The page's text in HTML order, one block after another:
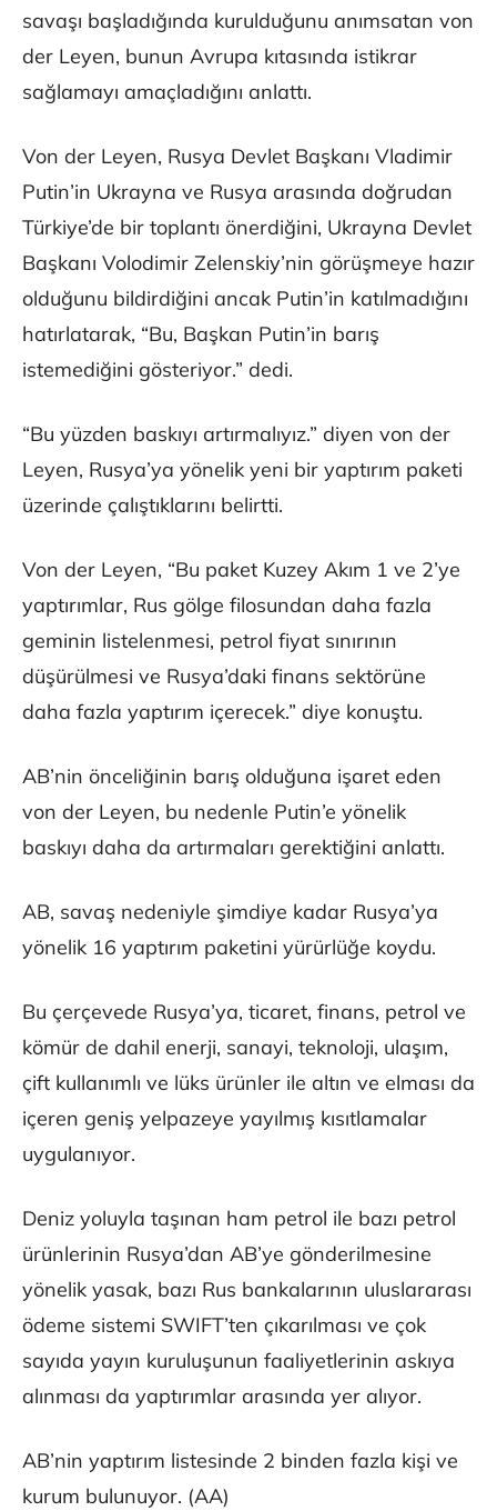
savaşı başladığında kurulduğunu anımsatan von
der Leyen, bunun Avrupa kıtasında istikrar
sağlamayı amaçladığını anlattı.
Von der Leyen, Rusya Devlet Başkanı Vladimir
Putin’in Ukrayna ve Rusya arasında doğrudan
Türkiye’de bir toplantı önerdiğini, Ukrayna Devlet
Başkanı Volodimir Zelenskiy’nin görüşmeye hazır
olduğunu bildirdiğini ancak Putin’in katılmadığını
hatırlatarak, “Bu, Başkan Putin’in barış
istemediğini gösteriyor.” dedi.
“Bu yüzden baskıyı artırmalıyız.” diyen von der
Leyen, Rusya’ya yönelik yeni bir yaptırım paketi
üzerinde çalıştıklarını belirtti.
Von der Leyen, “Bu paket Kuzey Akım 1 ve 2’ye
yaptırımlar, Rus gölge filosundan daha fazla
geminin listelenmesi, petrol fiyat sınırının
düşürülmesi ve Rusya’daki finans sektörüne
daha fazla yaptırım içerecek.” diye konuştu.
AB’nin önceliğinin barış olduğuna işaret eden
von der Leyen, bu nedenle Putin’e yönelik
baskıyı daha da artırmaları gerektiğini anlattı.
AB, savaş nedeniyle şimdiye kadar Rusya’ya
yönelik 16 yaptırım paketini yürürlüğe koydu.
Bu çerçevede Rusya’ya, ticaret, finans, petrol ve
kömür de dahil enerji, sanayi, teknoloji, ulaşım,
çift kullanımlı ve lüks ürünler ile altın ve elması da
içeren geniş yelpazeye yayılmış kısıtlamalar
uygulanıyor.
Deniz yoluyla taşınan ham petrol ile bazı petrol
ürünlerinin Rusya’dan AB’ye gönderilmesine
yönelik yasak, bazı Rus bankalarının uluslararası
ödeme sistemi SWIFT’ten çıkarılması ve çok
sayıda yayın kuruluşunun faaliyetlerinin askıya
alınması da yaptırımlar arasında yer alıyor.
AB’nin yaptırım listesinde 2 binden fazla kişi ve
kurum bulunuyor. (AA)